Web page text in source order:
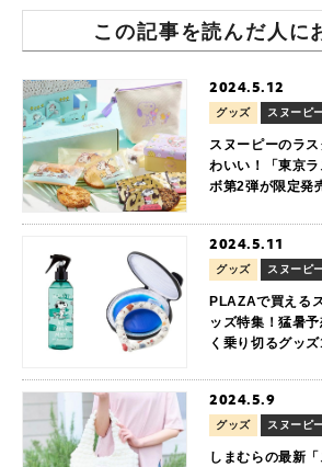
この記事を読んだ人に
2024.5.12
グッズ スヌーピ
スヌーピーのラ
わいい！「東京
ボ第2弾が限定発
2024.5.11
グッズ スヌーピ
PLAZAで買える
ッズ特集！猛暑
く乗り切るグッ
2024.5.9
グッズ スヌーピ
しまむらの最新